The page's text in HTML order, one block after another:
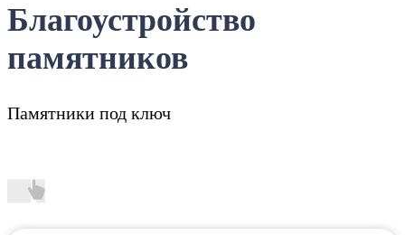
Благоустройство
памятников
Памятники под ключ